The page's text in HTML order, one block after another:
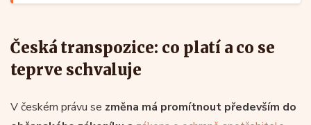
Česká transpozice: co platí a co se
teprve schvaluje
V českém právu se změna má promítnout především do